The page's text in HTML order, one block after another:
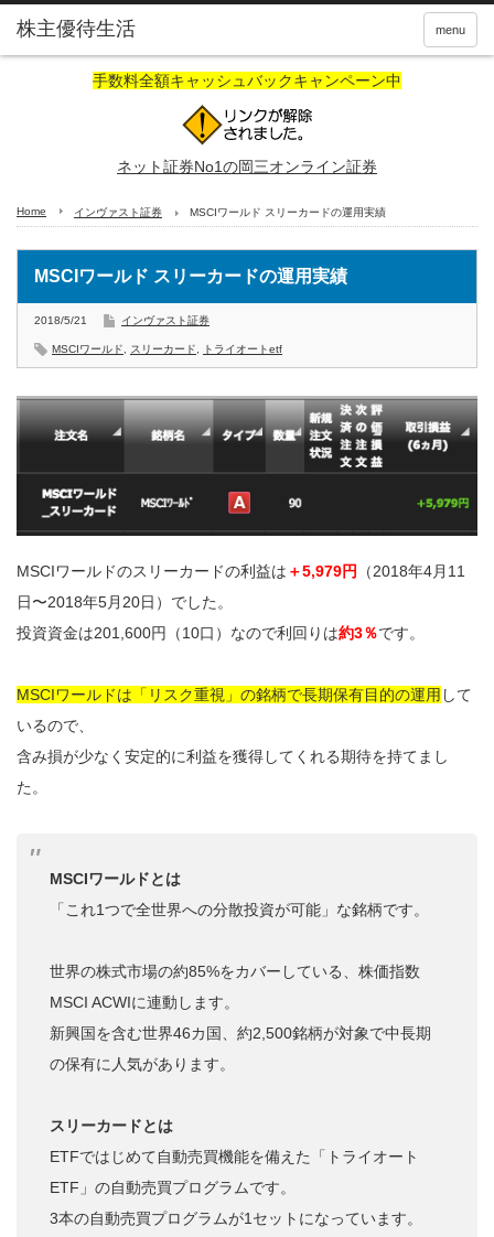
株主優待生活 menu
手数料全額キャッシュバックキャンペーン中
ネット証券No1の岡三オンライン証券
Home インヴァスト証券 MSCIワールド スリーカードの運用実績
MSCIワールド スリーカードの運用実績
2018/5/21 インヴァスト証券
MSCIワールド スリーカード トライオートetf
MSCIワールドのスリーカードの利益は ＋5,979円
（2018年4月11
日〜2018年5月20日）でした。
投資資金は201,600円（10口）なので利回りは約3％です。
MSCIワールドは「リスク重視」の銘柄で長期保有目的の運用 して
いるので、
含み損が少なく安定的に利益を獲得してくれる期待を持てまし
た。
MSCIワールドとは
「これ1つで全世界への分散投資が可能」な銘柄です。
世界の株式市場の約85%をカバーしている、株価指数
MSCI ACWIに連動します。
新興国を含む世界46カ国、約2,500銘柄が対象で中長期
の保有に人気があります。
スリーカードとは
ETFではじめて自動売買機能を備えた「トライオート
ETF」の自動売買プログラムです。
3本の自動売買プログラムが1セットになっています。